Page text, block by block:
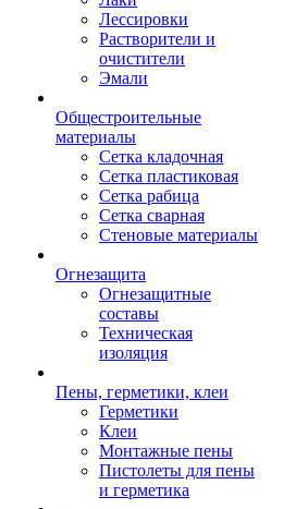
Лессировки
Растворители и
очистители
Эмали
Общестроительные
материалы
Сетка кладочная
Сетка пластиковая
Сетка рабица
Сетка сварная
Стеновые материалы
Огнезащита
Огнезащитные
составы
Техническая
изоляция
Пены, герметики, клеи
Герметики
Клеи
Монтажные пены
Пистолеты для пены
и герметика